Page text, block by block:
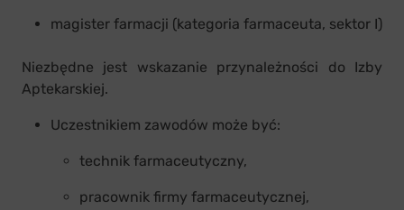
magister farmacji (kategoria farmaceuta, sektor I)
Niezbędne jest wskazanie przynależności do Izby
Aptekarskiej.
Uczestnikiem zawodów może być:
technik farmaceutyczny,
pracownik firmy farmaceutycznej,